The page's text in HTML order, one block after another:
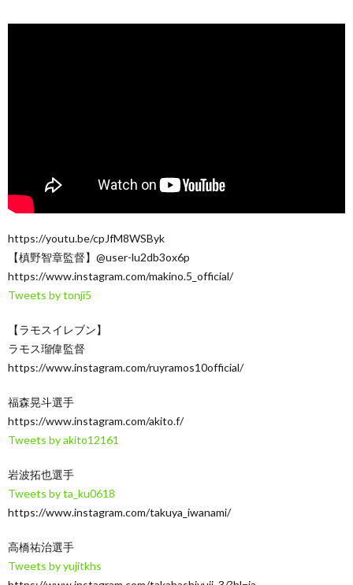
https://youtu.be/cpJfM8WSByk
【槙野智章監督】@user-lu2db3ox6p
https://www.instagram.com/makino.5_official/
Tweets by tonji5
【ラモスイレブン】
ラモス瑠偉監督
https://www.instagram.com/ruyramos10official/
福森晃斗選手
https://www.instagram.com/akito.f/
Tweets by akito12161
岩波拓也選手
Tweets by ta_ku0618
https://www.instagram.com/takuya_iwanami/
高橋祐治選手
Tweets by yujitkhs